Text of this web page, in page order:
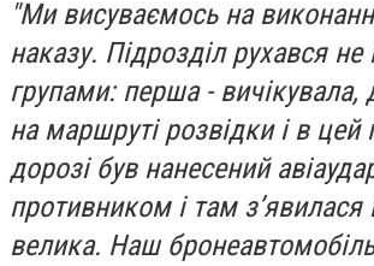
"Ми висуваємось на
наказу. Підрозділ рухався
групами: перша - вичікувала,
на маршруті розвідки і в
дорозі був нанесений
противником і там з’явилася
велика. Наш